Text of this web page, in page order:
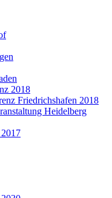
2018
Friedrichshafen 2018
Heidelberg